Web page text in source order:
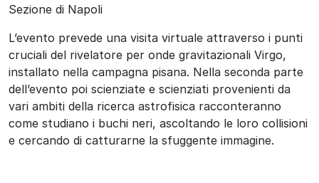
Sezione di Napoli
L’evento prevede una visita virtuale attraverso i punti
cruciali del rivelatore per onde gravitazionali Virgo,
installato nella campagna pisana. Nella seconda parte
dell’evento poi scienziate e scienziati provenienti da
vari ambiti della ricerca astrofisica racconteranno
come studiano i buchi neri, ascoltando le loro collisioni
e cercando di catturarne la sfuggente immagine.